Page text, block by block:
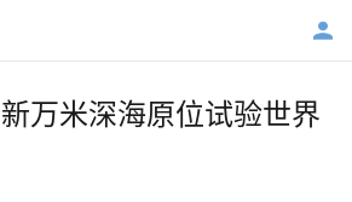
万米深海原位试验世界